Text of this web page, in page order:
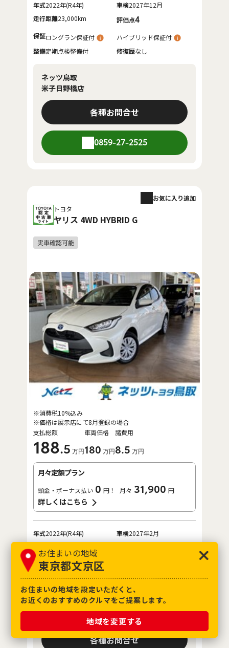
お住まいの地域
東京都文京区
お住まいの地域を設定いただくと、
お近くのおすすめのクルマをご提案します。
地域を変更する
年式2022年(R4年) 車検2027年12月
走行距離23,000km 評価点4
保証ロングラン保証付
ハイブリッド保証付
整備定期点検整備付 修復歴なし
ネッツ鳥取
米子日野橋店
各種お問合せ
0859-27-2525
トヨタ
ヤリス 4WD HYBRID G
お気に入り追加
支払総額
188.5 万円
車両価格
180 万円
諸費用
8.5 万円
※消費税10%込み
※価格は展示店にて8月登録の場合
月々定額プラン
頭金・ボーナス払い 0 円！ 月々 31,900 円
詳しくはこちら
年式2022年(R4年) 車検2027年2月
保証ロングラン保証付
整備定期点検整備付 修復歴なし
ネッツ鳥取
各種お問合せ